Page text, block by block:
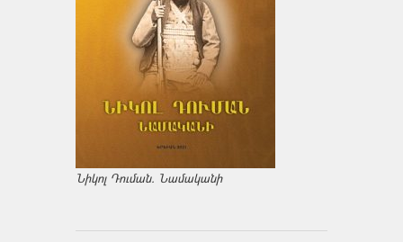
Նիկոլ Դուման. Նամականի